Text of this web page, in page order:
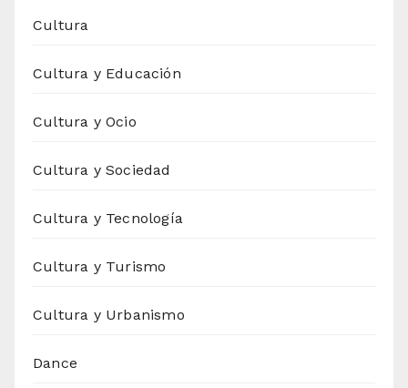
Cultura
Cultura y Educación
Cultura y Ocio
Cultura y Sociedad
Cultura y Tecnología
Cultura y Turismo
Cultura y Urbanismo
Dance